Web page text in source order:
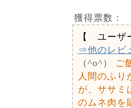
獲得票数：
【 ユーザ
⇒他のレビ
（^o^）
ご
人間のふり
が、ササミ
のムネ肉を